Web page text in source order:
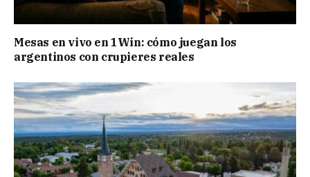
Mesas en vivo en 1Win: cómo juegan los
argentinos con crupieres reales